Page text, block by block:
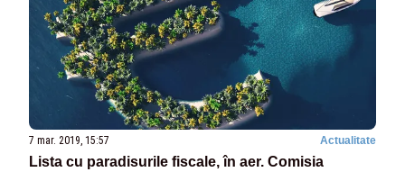
7 mar. 2019, 15:57 Actualitate
Lista cu paradisurile fiscale, în aer. Comisia